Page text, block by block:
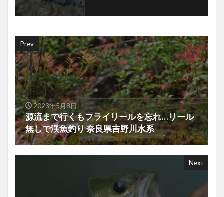
Prev
2023年5月8日
源流まで行くもフライリールを忘れ…リール
無しで渓魚釣り 奈良県吉野川水系
Next